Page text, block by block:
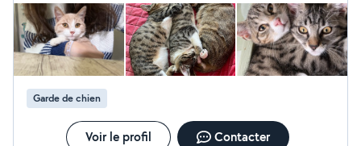
Garde de chien
Voir le profil Contacter